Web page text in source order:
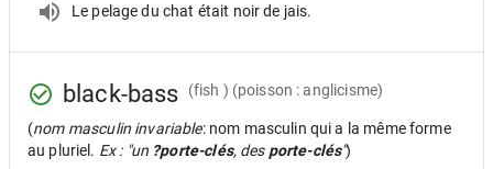
Le pelage du chat était noir de jais.
black-bass (fish ) (poisson : anglicisme)
(nom masculin invariable: nom masculin qui a la même forme
au pluriel. Ex : "un ?porte-clés, des porte-clés")